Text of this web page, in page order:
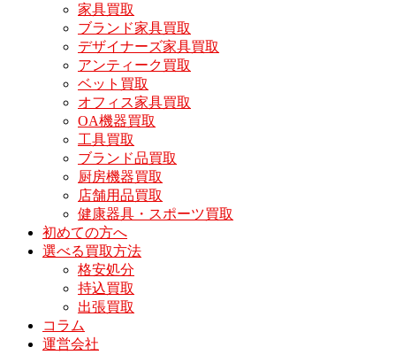
家具買取
ブランド家具買取
デザイナーズ家具買取
アンティーク買取
ベット買取
オフィス家具買取
OA機器買取
工具買取
ブランド品買取
厨房機器買取
店舗用品買取
健康器具・スポーツ買取
初めての方へ
選べる買取方法
格安処分
持込買取
出張買取
コラム
運営会社